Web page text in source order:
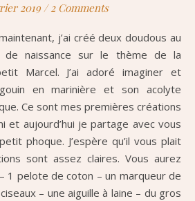
2019 / 2 Comments
de naissance sur le thème de la
Marcel. J’ai adoré imaginer et
en marinière et son acolyte
Ce sont mes premières créations
et aujourd’hui je partage avec vous
phoque. J’espère qu’il vous plait
sont assez claires. Vous aurez
1 pelote de coton – un marqueur de
– une aiguille à laine – du gros